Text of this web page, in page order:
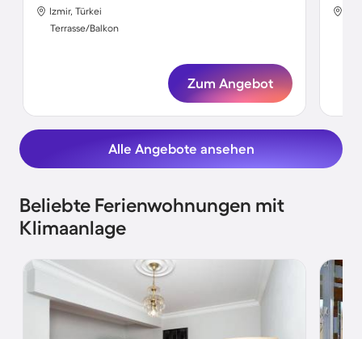
Izmir, Türkei
Terrasse/Balkon
Zum Angebot
Alle Angebote ansehen
Beliebte Ferienwohnungen mit
Klimaanlage